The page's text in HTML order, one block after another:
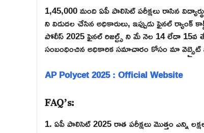
1,45,000 మంది ఏపీ పాలిసెట్ పరీక్షలు రాసిన
ని విడుదల చేసిన అధికారులు, ఇప్పుడు ఫైనల్ ర్యాంక్
పోలీస్ 2025 ఫైనల్ రిజల్ట్స్ ని మే నెల 14 లేదా 15వ
సంబంధించిన అధికారిక సమాచారం కోసం మా వెబ్సైట్
AP Polycet 2025 : Official Website
FAQ’s:
1. ఏపీ పాలిసెట్ 2025 రాత పరీక్షలు మొత్తం ఎన్ని